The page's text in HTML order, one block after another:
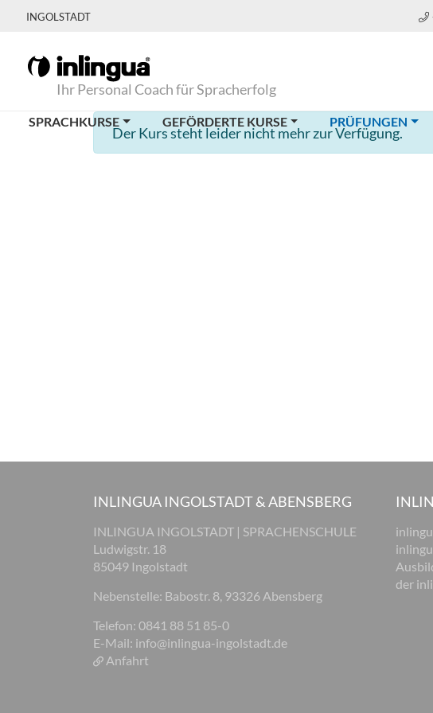
INGOLSTADT
Ihr Personal Coach für Spracherfolg
SPRACHKURSE GEFÖRDERTE KURSE PRÜFUNGEN
Der Kurs steht leider nicht mehr zur Verfügung.
INLINGUA INGOLSTADT & ABENSBERG
INLINGUA INGOLSTADT | SPRACHENSCHULE
Ludwigstr. 18
85049 Ingolstadt
Nebenstelle: Babostr. 8, 93326 Abensberg
Telefon: 0841 88 51 85-0
E-Mail: info@inlingua-ingolstadt.de
Anfahrt
der